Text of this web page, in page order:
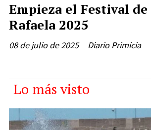
Empieza el Festival
Rafaela 2025
Diario Primicia
08 de julio de 2025
Lo más visto